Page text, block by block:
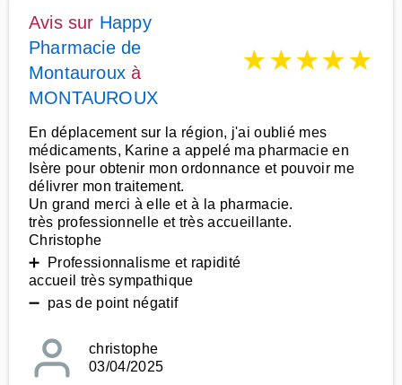
Avis sur Happy
Pharmacie de
Montauroux à
MONTAUROUX
★★★★★
En déplacement sur la région, j'ai oublié mes
médicaments, Karine a appelé ma pharmacie en
Isère pour obtenir mon ordonnance et pouvoir me
délivrer mon traitement.
Un grand merci à elle et à la pharmacie.
très professionnelle et très accueillante.
Christophe
➕ Professionnalisme et rapidité
accueil très sympathique
➖ pas de point négatif
christophe
03/04/2025